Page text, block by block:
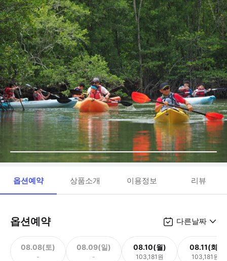
옵션예약 상품소개 이용정보 리뷰
옵션예약 다른날짜
08.08(토)
-
08.09(일)
-
08.10(월)
103,181원
08.11(화)
103,181원